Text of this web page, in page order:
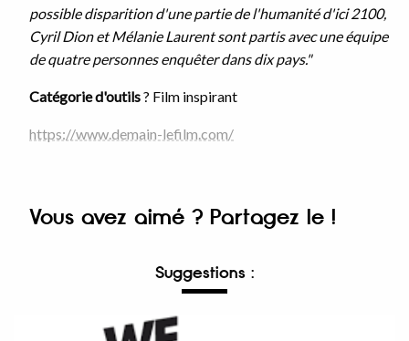
possible disparition d'une partie de l'humanité d'ici 2100,
Cyril Dion et Mélanie Laurent sont partis avec une équipe
de quatre personnes enquêter dans dix pays."
Catégorie d'outils? Film inspirant
https://www.demain-lefilm.com/
Vous avez aimé ? Partagez le !
Suggestions :